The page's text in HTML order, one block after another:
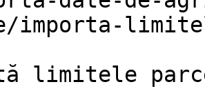
importa-
limitele